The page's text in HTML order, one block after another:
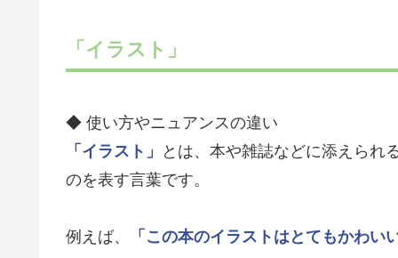
「イラスト」
◆ 使い方やニュアンスの違い
「イラスト」
とは、本や雑誌などに添えられ
のを表す言葉です。
例えば、 「この本のイラストはとてもかわい